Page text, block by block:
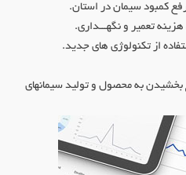
کمبود سیمان در استان.
تعمیر و نگهـــداری.
از تکنولوژی های جدید.
بخشیدن به محصول و تولید سیمانهای